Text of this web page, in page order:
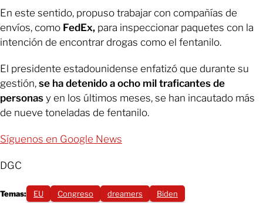
En este sentido, propuso trabajar con compañías de
envíos, como FedEx, para inspeccionar paquetes con la
intención de encontrar drogas como el fentanilo.
El presidente estadounidense enfatizó que durante su
gestión, se ha detenido a ocho mil traficantes de
personas y en los últimos meses, se han incautado más
de nueve toneladas de fentanilo.
Síguenos en Google News
DGC
Temas: EU Congreso dreamers Biden